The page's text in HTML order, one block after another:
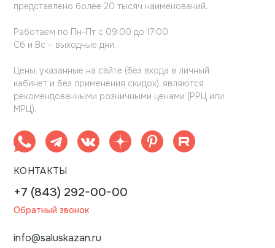
представлено более 20 тысяч наименований.
Работаем по Пн-Пт с 09:00 до 17:00.
Сб и Вс – выходные дни.
Цены, указанные на сайте (без входа в личный
кабинет и без применения скидок), являются
рекомендованными розничными ценами (РРЦ или
МРЦ).
КОНТАКТЫ
+7 (843) 292-00-00
Обратный звонок
info@saluskazan.ru